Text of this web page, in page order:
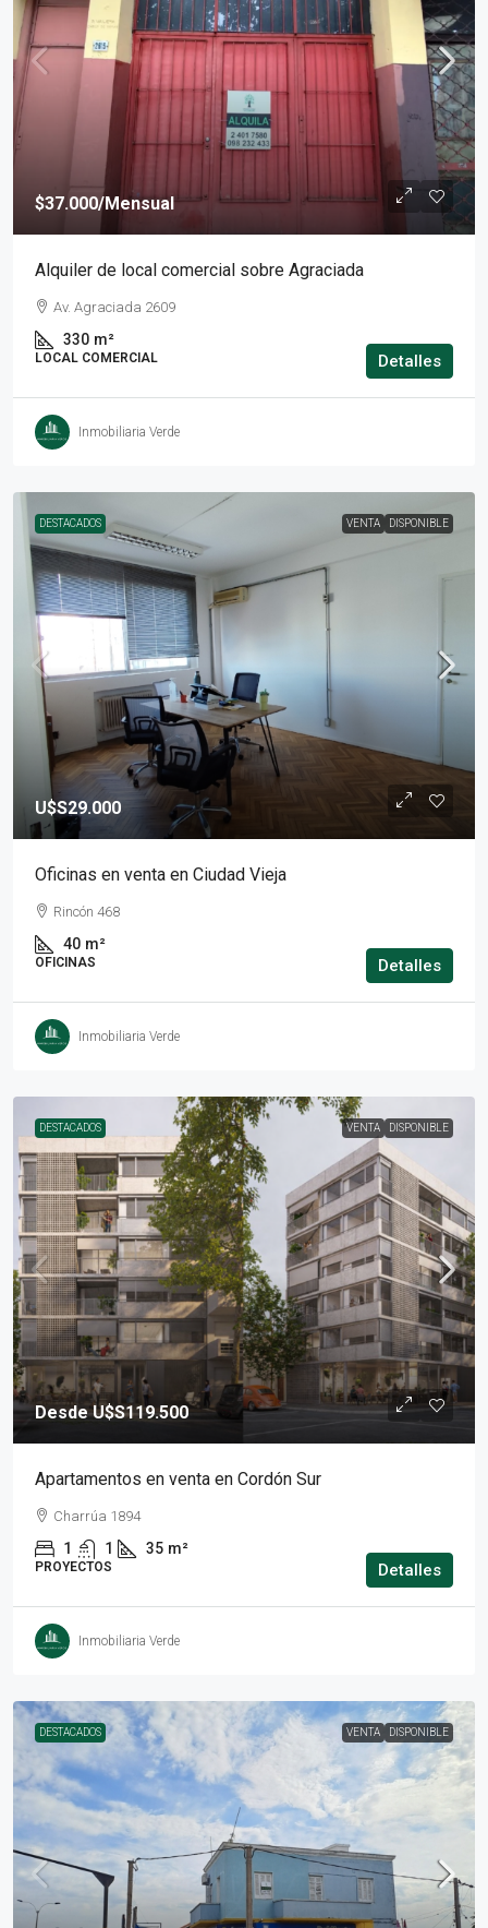
$37.000/Mensual
Alquiler de local comercial sobre Agraciada
Av. Agraciada 2609
330 m²
LOCAL COMERCIAL Detalles
Inmobiliaria Verde
DESTACADOS VENTA DISPONIBLE
U$S29.000
Oficinas en venta en Ciudad Vieja
Rincón 468
40 m²
OFICINAS Detalles
Inmobiliaria Verde
DESTACADOS VENTA DISPONIBLE
DesdeU$S119.500
Apartamentos en venta en Cordón Sur
Charrúa 1894
1 1 35 m²
PROYECTOS Detalles
Inmobiliaria Verde
DESTACADOS VENTA DISPONIBLE